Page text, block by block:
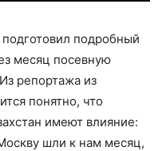
подробный
месяц посевную
репортажа из
понятно, что
имеют влияние:
шли к нам месяц,